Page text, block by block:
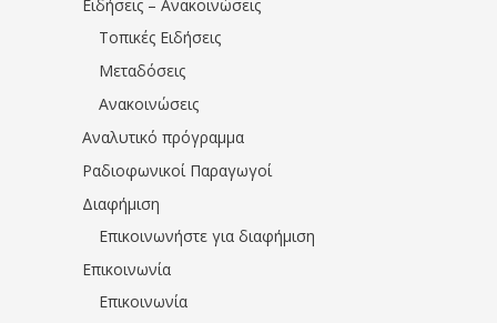
Ειδήσεις – Ανακοινώσεις
Τοπικές Ειδήσεις
Μεταδόσεις
Ανακοινώσεις
Αναλυτικό πρόγραμμα
Ραδιοφωνικοί Παραγωγοί
Διαφήμιση
Επικοινωνήστε για διαφήμιση
Επικοινωνία
Επικοινωνία